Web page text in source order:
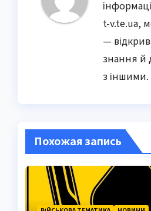
t-v.te.ua,
—
знання й
з іншими.
Похожая запись